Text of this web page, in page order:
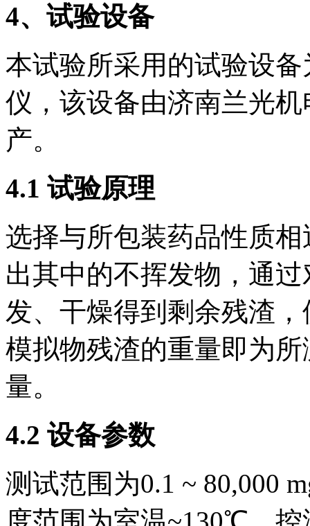
4、试验设备
本试验所采用的试验设
仪，该设备由济南兰光
产。
4.1 试验原理
选择与所包装药品性质
出其中的不挥发物，通
发、干燥得到剩余残渣
模拟物残渣的重量即为
量。
4.2 设备参数
测试范围为0.1 ~ 80,000